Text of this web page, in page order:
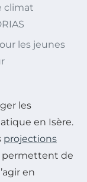
climat
les jeunes
les
en Isère.
projections
permettent de
en